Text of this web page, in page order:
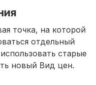
точка, на которой
отдельный
старые
новый Вид цен.